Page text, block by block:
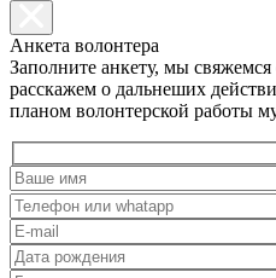
Анкета волонтера
Заполните анкету, мы
расскажем о дальнеших
планом волонтерской работы